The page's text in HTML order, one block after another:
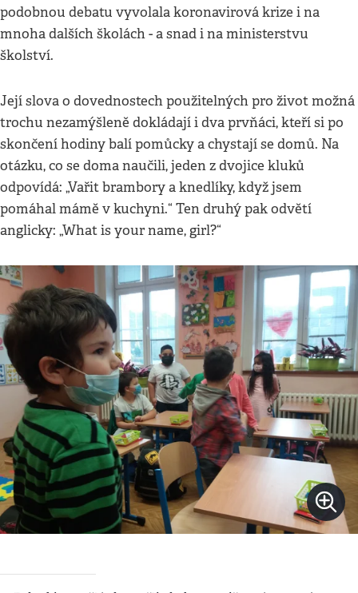
podobnou debatu vyvolala koronavirová krize i na
mnoha dalších školách - a snad i na ministerstvu
školství.
Její slova o dovednostech použitelných pro život možná
trochu nezamýšleně dokládají i dva prvňáci, kteří si po
skončení hodiny balí pomůcky a chystají se domů. Na
otázku, co se doma naučili, jeden z dvojice kluků
odpovídá: „Vařit brambory a knedlíky, když jsem
pomáhal mámě v kuchyni.“ Ten druhý pak odvětí
anglicky: „What is your name, girl?“